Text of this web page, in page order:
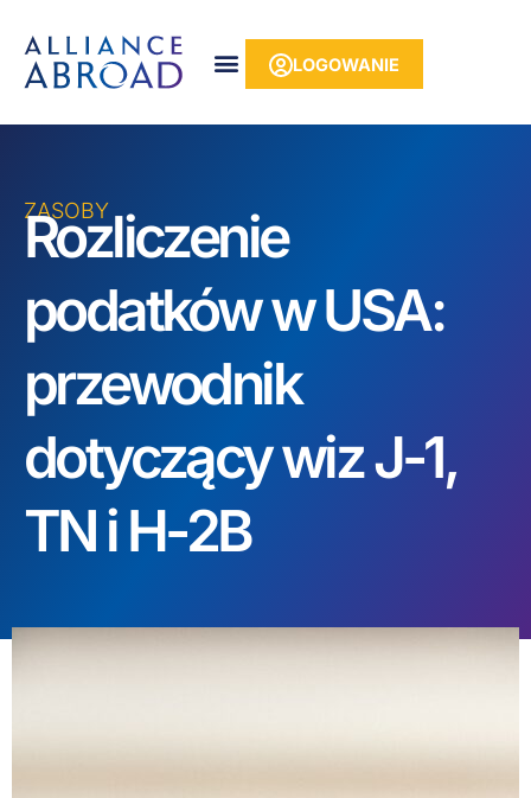
treści
treści
LOGOWANIE
ZASOBY
Rozliczenie
podatków w USA:
przewodnik
dotyczący wiz J-1,
TN i H-2B